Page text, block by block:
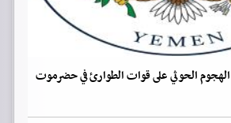
الحوثي على قوات الطوارئ في حضرموت